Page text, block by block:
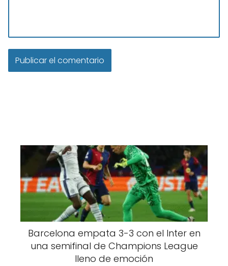
Barcelona empata 3-3 con el Inter en
una semifinal de Champions League
lleno de emoción